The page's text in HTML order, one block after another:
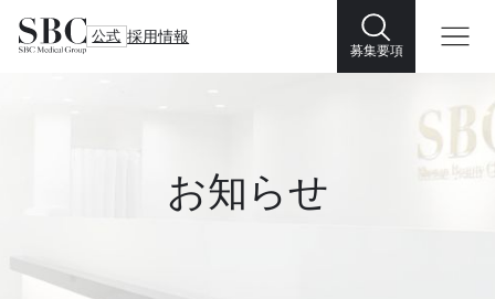
公式 採用情報
募集要項
お知らせ